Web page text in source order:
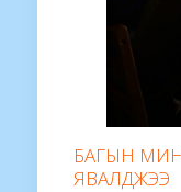
БАГЫН
ЯВАЛДЖЭЭ